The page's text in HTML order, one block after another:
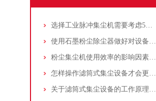
选择工业脉冲集尘机需要考虑5大因素,你都了解吗?
使用石墨粉尘除尘器做好对设备的维护十分重要
粉尘集尘机使用效率的影响因素及改进措施
怎样操作滤筒式集尘设备才会更安全
关于滤筒式集尘设备的工作原理及特点说明